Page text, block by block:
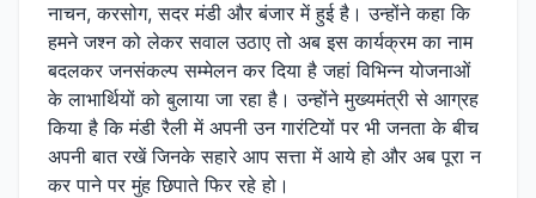
नाचन, करसोग, सदर मंडी और बंजार में हुई है। उन्होंने कहा कि
हमने जश्न को लेकर सवाल उठाए तो अब इस कार्यक्रम का नाम
बदलकर जनसंकल्प सम्मेलन कर दिया है जहां विभिन्न योजनाओं
के लाभार्थियों को बुलाया जा रहा है। उन्होंने मुख्यमंत्री से आग्रह
किया है कि मंडी रैली में अपनी उन गारंटियों पर भी जनता के बीच
अपनी बात रखें जिनके सहारे आप सत्ता में आये हो और अब पूरा न
कर पाने पर मुंह छिपाते फिर रहे हो।